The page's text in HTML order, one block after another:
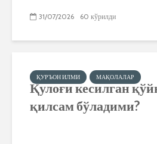
31/07/2026 60 кўрилди
ҚУРЪОН ИЛМИ МАҚОЛАЛАР
Қулоғи кесилган
қилсам бўладими?